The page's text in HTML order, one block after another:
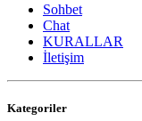
Sohbet
Chat
KURALLAR
İletişim
Kategoriler